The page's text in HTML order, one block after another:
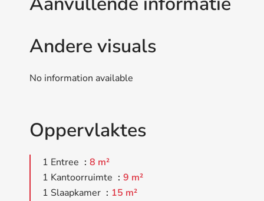
Andere visuals
No information available
Oppervlaktes
1 Entree
8 m²
1 Kantoorruimte
9 m²
1 Slaapkamer
15 m²